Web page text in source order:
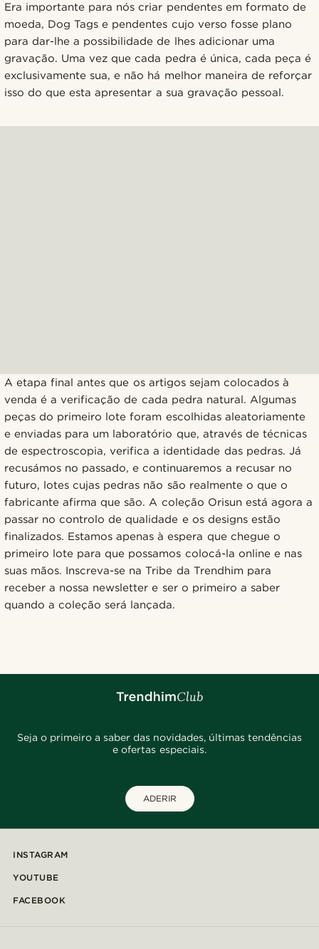
Era importante para nós criar pendentes em formato de
moeda, Dog Tags e pendentes cujo verso fosse plano
para dar-lhe a possibilidade de lhes adicionar uma
gravação. Uma vez que cada pedra é única, cada peça é
exclusivamente sua, e não há melhor maneira de reforçar
isso do que esta apresentar a sua gravação pessoal.
A etapa final antes que os artigos sejam colocados à
venda é a verificação de cada pedra natural. Algumas
peças do primeiro lote foram escolhidas aleatoriamente
e enviadas para um laboratório que, através de técnicas
de espectroscopia, verifica a identidade das pedras. Já
recusámos no passado, e continuaremos a recusar no
futuro, lotes cujas pedras não são realmente o que o
fabricante afirma que são. A coleção Orisun está agora a
passar no controlo de qualidade e os designs estão
finalizados. Estamos apenas à espera que chegue o
primeiro lote para que possamos colocá-la online e nas
suas mãos. Inscreva-se na Tribe da Trendhim para
receber a nossa newsletter e ser o primeiro a saber
quando a coleção será lançada.
Seja o primeiro a saber das novidades, últimas tendências
e ofertas especiais.
ADERIR
INSTAGRAM
YOUTUBE
FACEBOOK